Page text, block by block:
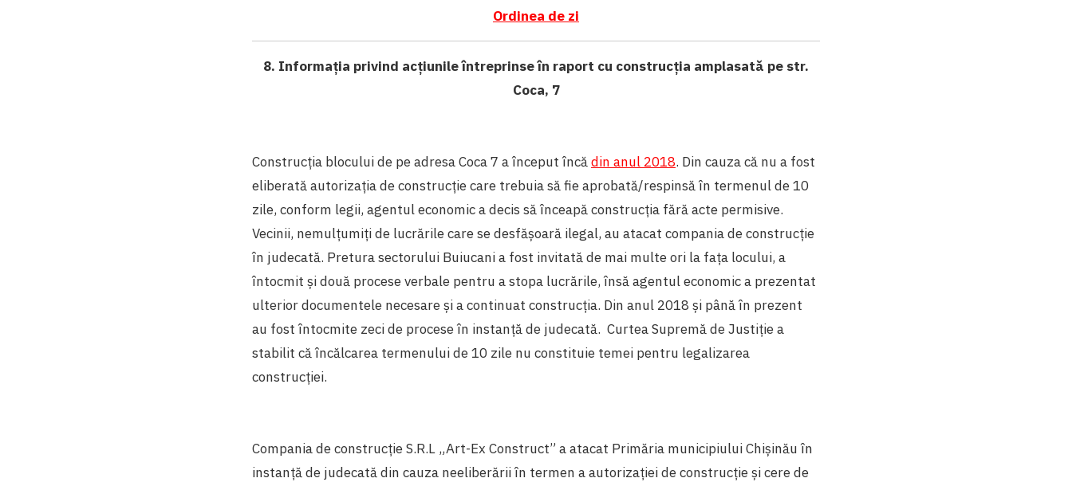
Ordinea de zi
8. Informația privind acțiunile întreprinse în raport cu construcția amplasată pe str.
Coca, 7
Construcția blocului de pe adresa Coca 7 a început încădin anul 2018. Din cauza că nu a fost
eliberată autorizația de construcție care trebuia să fie aprobată/respinsă în termenul de 10
zile, conform legii, agentul economic a decis să înceapă construcția fără acte permisive.
Vecinii, nemulțumiți de lucrările care se desfășoară ilegal, au atacat compania de construcție
în judecată. Pretura sectorului Buiucani a fost invitată de mai multe ori la fața locului, a
întocmit și două procese verbale pentru a stopa lucrările, însă agentul economic a prezentat
ulterior documentele necesare și a continuat construcția. Din anul 2018 și până în prezent
au fost întocmite zeci de procese în instanță de judecată. Curtea Supremă de Justiție a
stabilit că încălcarea termenului de 10 zile nu constituie temei pentru legalizarea
construcției.
Compania de construcție S.R.L „Art-Ex Construct” a atacat Primăria municipiului Chișinău în
instanță de judecată din cauza neeliberării în termen a autorizației de construcție și cere de